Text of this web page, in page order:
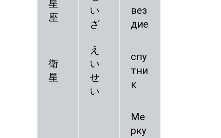
星
座
い
ざ
вез
дие
衛
星
え
い
せ
い
спу
тни
к
Ме
рку